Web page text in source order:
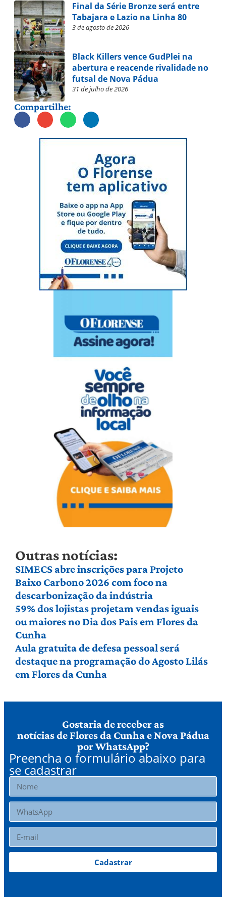
Final da Série Bronze será entre
Tabajara e Lazio na Linha 80
3 de agosto de 2026
Black Killers vence GudPlei na
abertura e reacende rivalidade no
futsal de Nova Pádua
31 de julho de 2026
Compartilhe:
Outras notícias:
SIMECS abre inscrições para Projeto
Baixo Carbono 2026 com foco na
descarbonização da indústria
59% dos lojistas projetam vendas iguais
ou maiores no Dia dos Pais em Flores da
Cunha
Aula gratuita de defesa pessoal será
destaque na programação do Agosto Lilás
em Flores da Cunha
Gostaria de receber as
notícias de Flores da Cunha e Nova Pádua
por WhatsApp?
Preencha o formulário abaixo para
se cadastrar
Cadastrar